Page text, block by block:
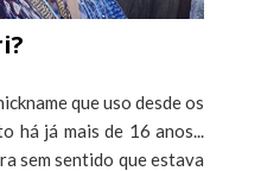
que uso desde os
há já mais de 16 anos...
sem sentido que estava